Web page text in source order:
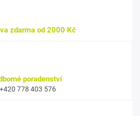
zdarma od 2000 Kč
poradenství
+420 778 403 576